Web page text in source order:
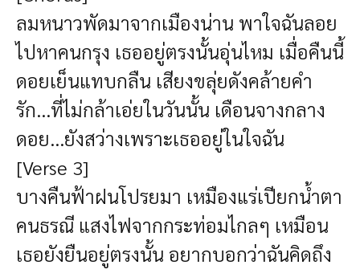
ลมหนาวพัดมาจากเมืองน่าน พาใจฉันลอย
ไปหาคนกรุง เธออยู่ตรงนั้นอุ่นไหม เมื่อคืนนี้
ดอยเย็นแทบกลืน เสียงขลุ่ยดังคล้ายคำ
รัก...ที่ไม่กล้าเอ่ยในวันนั้น เดือนจางกลาง
ดอย...ยังสว่างเพราะเธออยู่ในใจฉัน
[Verse 3]
บางคืนฟ้าฝนโปรยมา เหมืองแร่เปียกน้ำตา
คนธรณี แสงไฟจากกระท่อมไกลๆ เหมือน
เธอยังยืนอยู่ตรงนั้น อยากบอกว่าฉันคิดถึง